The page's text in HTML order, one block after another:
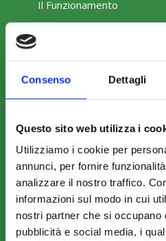
Consenso Dettagli
Questo sito web utilizza i
Utilizziamo i cookie per
annunci, per fornire
analizzare il nostro traffico.
informazioni sul modo in cui
nostri partner che si occupano
pubblicità e social media, i
Il Funzionamento
Amministrazione
COME ADERIRE
Modalità di adesione
Mobilità e Portabilità
Strumenti